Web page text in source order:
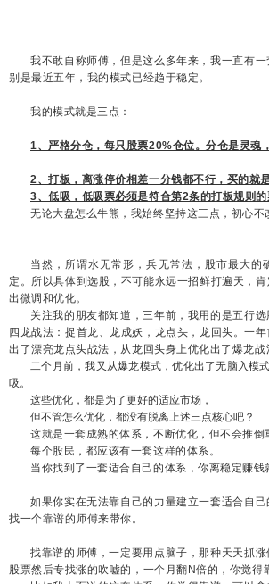
我不敢自称师傅，但是这么多年来，我一直有
别是最近五年，我的模式已经趋于稳定。
我的模式就是三点：
1、严格分仓，每只股票20%仓位。分仓是灵魂
2、打板，离涨停价相差一分钱都不行，买的就
3、低吸，低吸票必须是符合第2条的打板规则的
无论大盘怎么牛熊，我始终坚持这三点，初心不
当然，所谓水无常形，兵无常法，股市最大的
定。所以具体到选股，不可能永远一招鲜打遍天，
出微调和优化。
关注我的朋友都知道，三年前，我用的是五行
四龙战法：捉首龙、龙成妖，龙点头，龙回头。一
出了漂亮龙点头战法，从龙回头身上优化出了爆龙战
二个月前，我又从爆龙模式，优化出了无脑入模
吸。
这些优化，都是为了更好的适应市场，
但不管怎么优化，都没有脱离上述三点核心吧？
这就是一套成熟的体系，不断优化，但不会推倒
每个股民，都应该有一套这样的体系。
当你找到了一套适合自己的体系，你离稳定赚钱
如果你实在无法靠自己的力量建立一套适合自
找一个靠谱的师傅来带你。
找靠谱的师傅，一定要用点脑子，那种天天抓
股票然后专找涨的吹嘘的，一个月翻N倍的，你觉得